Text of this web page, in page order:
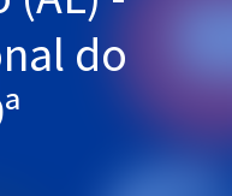
do